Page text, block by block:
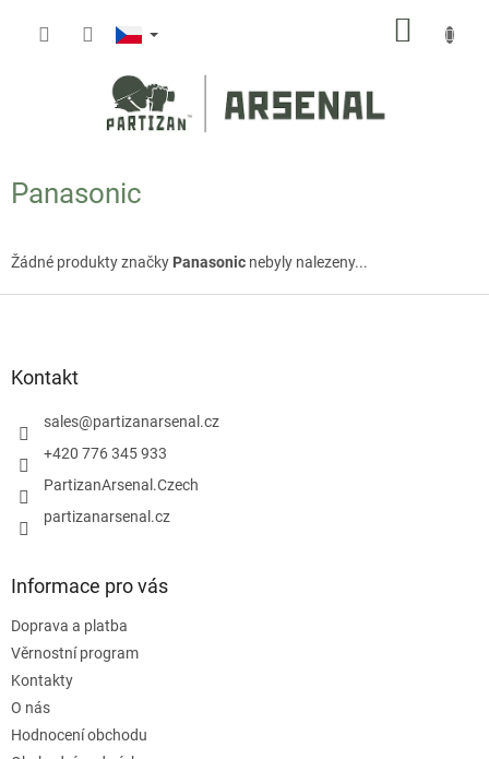
Panasonic
Žádné produkty značky Panasonic nebyly nalezeny...
Kontakt
sales@partizanarsenal.cz
+420 776 345 933
PartizanArsenal.Czech
partizanarsenal.cz
Informace pro vás
Doprava a platba
Věrnostní program
Kontakty
O nás
Hodnocení obchodu